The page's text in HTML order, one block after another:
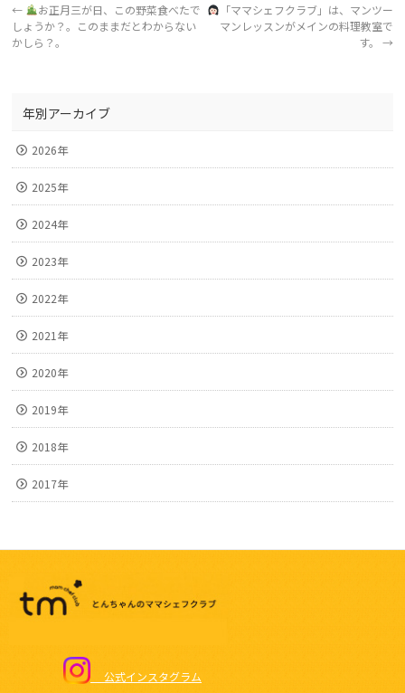
←
お正月三が日、この野菜食べたで
しょうか？。このままだとわからない
かしら？。
「ママシェフクラブ」は、マンツー
マンレッスンがメインの料理教室で
す。 →
年別アーカイブ
2026年
2025年
2024年
2023年
2022年
2021年
2020年
2019年
2018年
2017年
公式インスタグラム